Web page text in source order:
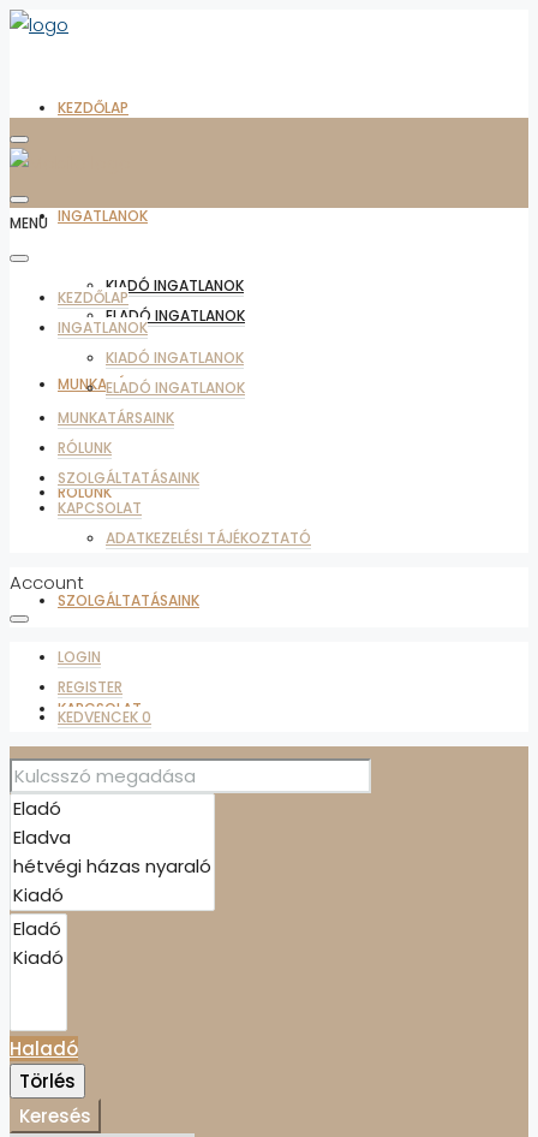
KEZDŐLAP
INGATLANOK
KIADÓ INGATLANOK
ELADÓ INGATLANOK
MUNKATÁRSAINK
RÓLUNK
SZOLGÁLTATÁSAINK
KAPCSOLAT
ADATKEZELÉSI TÁJÉKOZTATÓ
MENU
KEZDŐLAP
INGATLANOK
KIADÓ INGATLANOK
ELADÓ INGATLANOK
MUNKATÁRSAINK
RÓLUNK
SZOLGÁLTATÁSAINK
KAPCSOLAT
ADATKEZELÉSI TÁJÉKOZTATÓ
Account
LOGIN
REGISTER
KEDVENCEK0
Haladó
Törlés
Keresés